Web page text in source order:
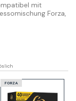
mit
Forza,
FORZA